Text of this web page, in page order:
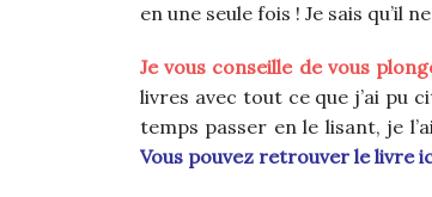
en une seule fois ! Je sais qu’il
Je vous conseille de vous
livres avec tout ce que j’ai pu
temps passer en le lisant, je
Vous pouvez retrouver le livre